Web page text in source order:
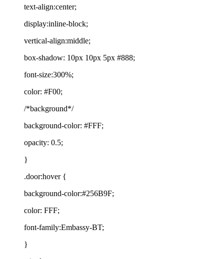
text-align:center;
display:inline-block;
vertical-align:middle;
box-shadow: 10px 10px 5px #888;
font-size:300%;
color: #F00;
/*background*/
background-color: #FFF;
opacity: 0.5;
}
.door:hover {
background-color:#256B9F;
color: FFF;
font-family:Embassy-BT;
}